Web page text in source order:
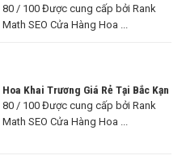
80 / 100 Được cung cấp bởi Rank
Math SEO Cửa Hàng Hoa ...
Hoa Khai Trương Giá Rẻ Tại Bắc Kạn
80 / 100 Được cung cấp bởi Rank
Math SEO Cửa Hàng Hoa ...